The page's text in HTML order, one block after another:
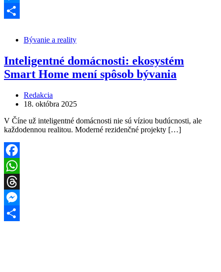
Messenger
Bývanie a reality
Inteligentné domácnosti: ekosystém
Smart Home mení spôsob bývania
Redakcia
18. októbra 2025
V Číne už inteligentné domácnosti nie sú víziou budúcnosti, ale
každodennou realitou. Moderné rezidenčné projekty […]
Facebook
WhatsApp
Threads
Messenger